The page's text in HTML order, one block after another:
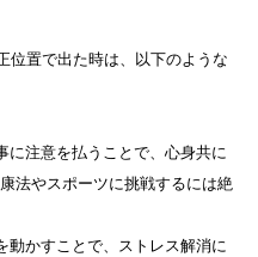
位置で出た時は、以下のような
に注意を払うことで、心身共に
法やスポーツに挑戦するには絶
動かすことで、ストレス解消に